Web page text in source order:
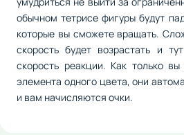
обычном тетрисе фигуры будут
которые вы сможете вращать.
скорость будет возрастать и
скорость реакции. Как только
элемента одного цвета, они
и вам начисляются очки.